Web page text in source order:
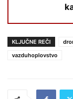
KLJUČNE REČI
vazduhoplovstvo